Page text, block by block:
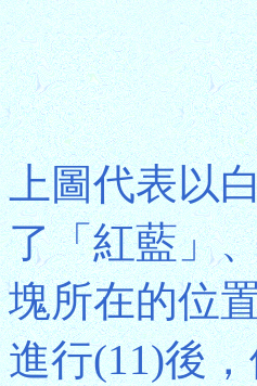
上圖代表以
了「紅藍」
塊所在的位
進行(11)後